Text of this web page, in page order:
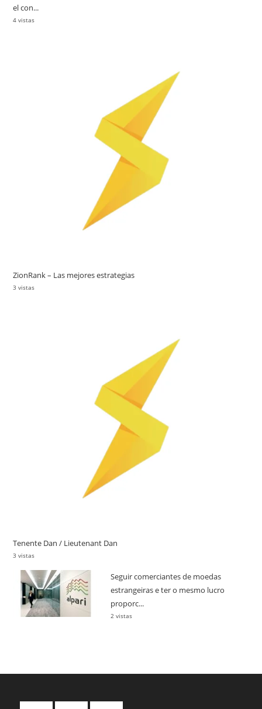
el con...
4 vistas
ZionRank – Las mejores estrategias
3 vistas
Tenente Dan / Lieutenant Dan
3 vistas
Seguir comerciantes de moedas
estrangeiras e ter o mesmo lucro
proporc...
2 vistas